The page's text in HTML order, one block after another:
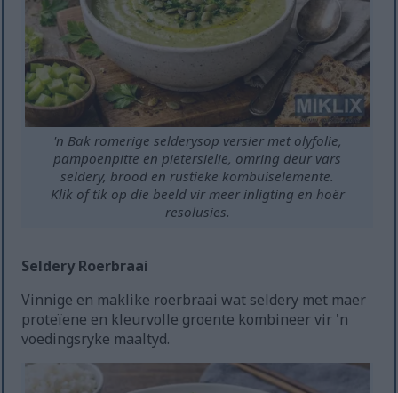
'n Bak romerige selderysop versier met olyfolie,
pampoenpitte en pietersielie, omring deur vars
seldery, brood en rustieke kombuiselemente.
Klik of tik op die beeld vir meer inligting en hoër
resolusies.
Seldery Roerbraai
Vinnige en maklike roerbraai wat seldery met maer
proteïene en kleurvolle groente kombineer vir 'n
voedingsryke maaltyd.